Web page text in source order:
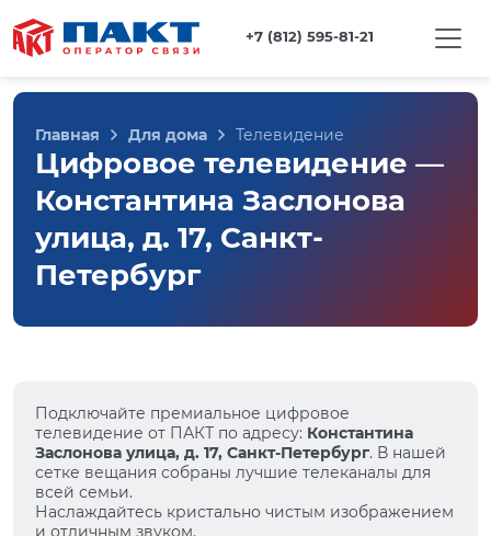
+7 (812) 595-81-21
Главная Для дома Телевидение
Цифровое телевидение —
Константина Заслонова
улица, д. 17, Санкт-
Петербург
Подключайте премиальное цифровое
телевидение от ПАКТ по адресу: Константина
Заслонова улица, д. 17, Санкт-Петербург. В нашей
сетке вещания собраны лучшие телеканалы для
всей семьи.
Наслаждайтесь кристально чистым изображением
и отличным звуком.